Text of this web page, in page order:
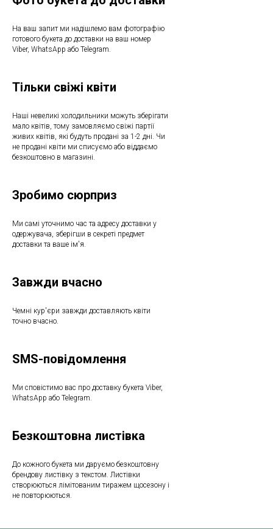
На ваш запит ми надішлемо вам фотографію
готового букета до доставки на ваш номер
Viber, WhatsApp або Telegram.
Тільки свіжі квіти
Наші невеликі холодильники можуть зберігати
мало квітів, тому замовляємо свіжі партії
живих квітів, які будуть продані за 1-2 дні. Чи
не продані квіти ми списуємо або віддаємо
безкоштовно в магазині.
Зробимо сюрприз
Ми самі уточнимо час та адресу доставки у
одержувача, зберігши в секреті предмет
доставки та ваше ім'я.
Завжди вчасно
Чемні кур'єри завжди доставляють квіти
точно вчасно.
SMS-повідомлення
Ми сповістимо вас про доставку букета Viber,
WhatsApp або Telegram.
Безкоштовна листівка
До кожного букета ми даруємо безкоштовну
брендову листівку з текстом. Листівки
створюються лімітованим тиражем щосезону і
не повторюються.